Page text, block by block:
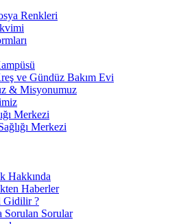
Renkleri
ve Gündüz Bakım Evi
& Misyonumuz
Merkezi
Merkezi
Hakkında
Haberler
Gidilir ?
Sorulan Sorular